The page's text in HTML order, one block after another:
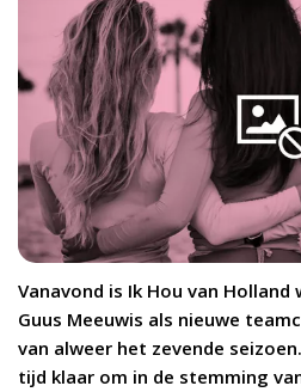
Vanavond is Ik Hou van
Guus Meeuwis als nieuwe
van alweer het zevende
tijd klaar om in de stemming